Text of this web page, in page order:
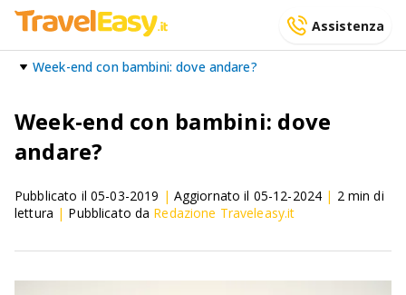
Assistenza
Week-end con bambini: dove andare?
Week-end con bambini: dove
andare?
Pubblicato il 05-03-2019 | Aggiornato il 05-12-2024 | 2min di
lettura | Pubblicato da Redazione Traveleasy.it